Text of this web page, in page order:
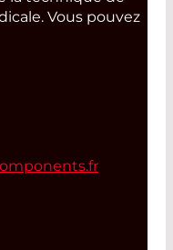
Vous pouvez